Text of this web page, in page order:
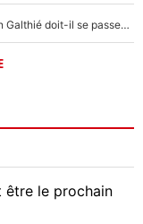
Le XV de France a trouvé son remplaçant : Fabien Galthié doit-il se passer d'Antoine Dupont ?
être le prochain